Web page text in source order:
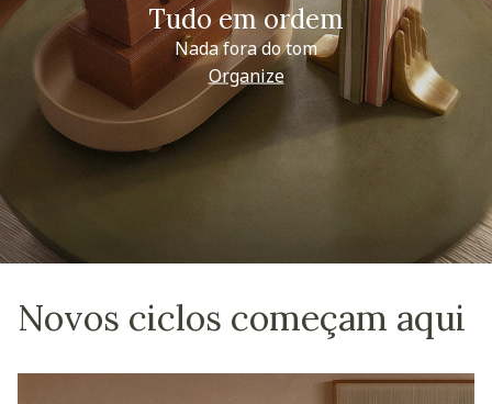
Tudo em ordem
Nada fora do tom
Organize
Novos ciclos começam aqui